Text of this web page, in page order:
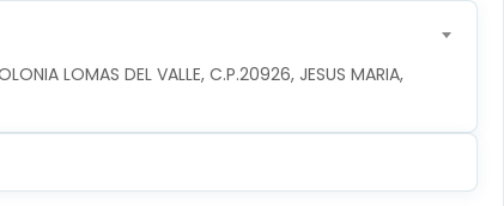
LOMAS DEL VALLE, C.P.20926, JESUS MARIA,